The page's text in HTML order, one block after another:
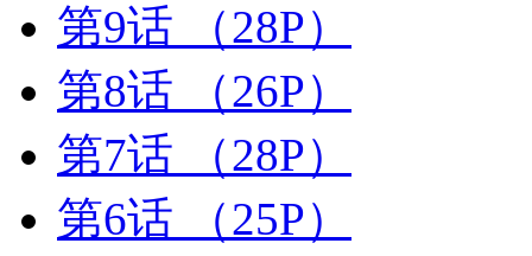
第9话
（28P）
第8话
（26P）
第7话
（28P）
第6话
（25P）